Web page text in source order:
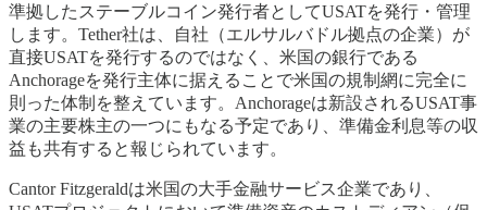
準拠したステーブルコイン発行者としてUSATを発行・管理
します。Tether社は、自社（エルサルバドル拠点の企業）が
直接USATを発行するのではなく、米国の銀行である
Anchorageを発行主体に据えることで米国の規制網に完全に
則った体制を整えています。Anchorageは新設されるUSAT事
業の主要株主の一つにもなる予定であり、準備金利息等の収
益も共有すると報じられています。
Cantor Fitzgeraldは米国の大手金融サービス企業であり、